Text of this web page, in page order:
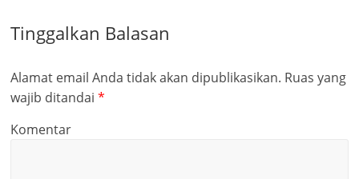
Tinggalkan Balasan
Alamat email Anda tidak akan dipublikasikan. Ruas yang
wajib ditandai*
Komentar